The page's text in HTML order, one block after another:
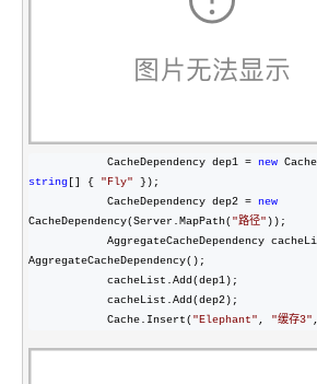
            CacheDependency dep1 =
new
string [] { "Fly" });
            CacheDependency dep2
= new
CacheDependency(Server.MapPath( "路径" ));
AggregateCacheDependency
AggregateCacheDependency();
            Cache.Insert(
"Elephant" , "缓存3"